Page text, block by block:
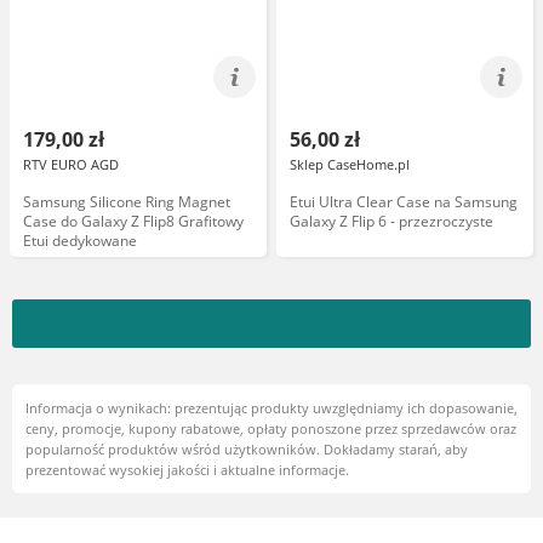
179,00 zł
RTV EURO AGD
Samsung Silicone Ring Magnet
Case do Galaxy Z Flip8 Grafitowy
Etui dedykowane
56,00 zł
Sklep CaseHome.pl
Etui Ultra Clear Case na Samsung
Galaxy Z Flip 6 - przezroczyste
Informacja o wynikach: prezentując produkty uwzględniamy ich dopasowanie,
ceny, promocje, kupony rabatowe, opłaty ponoszone przez sprzedawców oraz
popularność produktów wśród użytkowników. Dokładamy starań, aby
prezentować wysokiej jakości i aktualne informacje.